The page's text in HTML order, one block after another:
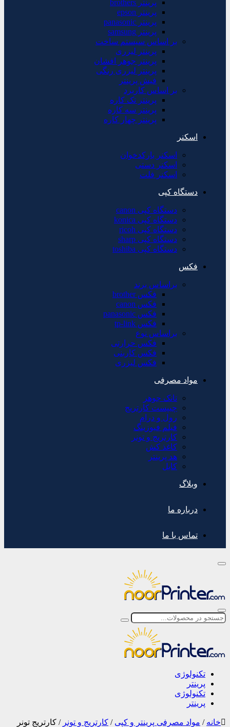
پرینتر brothers
پرینتر epson
پرینتر panasonic
پرینتر samsung
بر اساس سیستم ساخت
پرینتر لیزری
پرینتر جوهر افشان
پرینتر لیزری رنگی
فیش پرینتر
بر اساس کاربرد
پرینتر تک کاره
پرینتر سه کاره
پرینتر چهار کاره
اسکنر
اسکنر بارکدخوان
اسکنر دستی
اسکنر فلت
دستگاه کپی
دستگاه کپی canon
دستگاه کپی konica
دستگاه کپی ricoh
دستگاه کپی sharp
دستگاه کپی toshiba
فکس
براساس برند
فکس brother
فکس canon
فکس panasonic
فکس tp-link
براساس نوع
فکس حرارتی
فکس کاربنی
فکس لیزری
مواد مصرفی
تانک جوهر
چیپست کارتریج
رول و درام
فیلم فیوزینگ
کارتریج و تونر
کاغذ کش
هد پرینتر
کابل
وبلاگ
درباره ما
تماس با ما
تکنولوژی
پرینتر
تکنولوژی
پرینتر
خانه / مواد مصرفی پرینتر و کپی / کارتریج و تونر / کارتریج تونر